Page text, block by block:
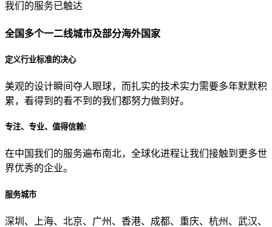
贵公司预算范围是？
贵公司的团队规模是？
目前主要的营销渠道是？
我们的服务已触达
全国多个一二线城市及部分海外国家
定义行业标准的决心
美观的设计瞬间夺人眼球，而扎实的技术实力需要多年默默积
累，看得到的看不到的我们都努力做到好。
专注、专业、值得信赖!
在中国我们的服务遍布南北，全球化进程让我们接触到更多世
界优秀的企业。
服务城市
深圳、上海、北京、广州、香港、成都、重庆、杭州、武汉、